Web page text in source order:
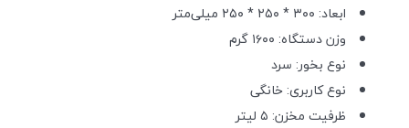
ابعاد: ۳۰۰ * ۲۵۰ * ۲۵۰ میلی‌متر
وزن دستگاه: ۱۶۰۰ گرم
نوع بخور: سرد
نوع کاربری: خانگی
ظرفیت مخزن: ۵ لیتر